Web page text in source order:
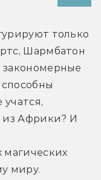
только
Шармбатон
Африки? И
магических
миру.